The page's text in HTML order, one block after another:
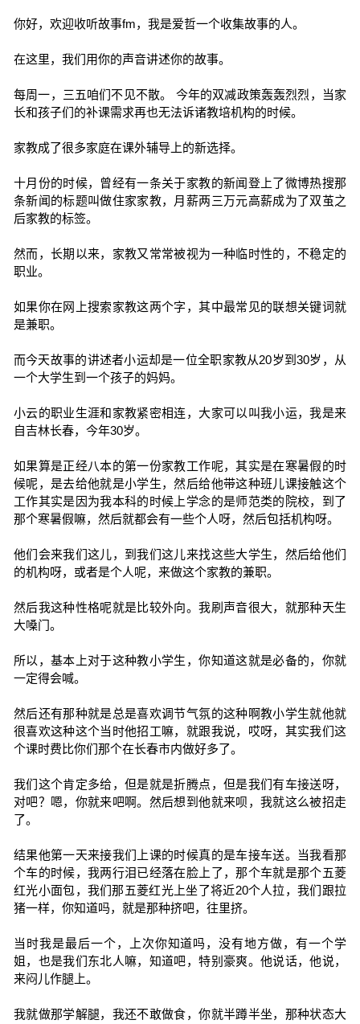
你好，欢迎收听故事fm，我是爱哲一个收集故事的人。
在这里，我们用你的声音讲述你的故事。
每周一，三五咱们不见不散。 今年的双减政策轰轰烈烈，当家
长和孩子们的补课需求再也无法诉诸教培机构的时候。
家教成了很多家庭在课外辅导上的新选择。
十月份的时候，曾经有一条关于家教的新闻登上了微博热搜那
条新闻的标题叫做住家家教，月薪两三万元高薪成为了双茧之
后家教的标签。
然而，长期以来，家教又常常被视为一种临时性的，不稳定的
职业。
如果你在网上搜索家教这两个字，其中最常见的联想关键词就
是兼职。
而今天故事的讲述者小运却是一位全职家教从20岁到30岁，从
一个大学生到一个孩子的妈妈。
小云的职业生涯和家教紧密相连，大家可以叫我小运，我是来
自吉林长春，今年30岁。
如果算是正经八本的第一份家教工作呢，其实是在寒暑假的时
候呢，是去给他就是小学生，然后给他带这种班儿课接触这个
工作其实是因为我本科的时候上学念的是师范类的院校，到了
那个寒暑假嘛，然后就都会有一些个人呀，然后包括机构呀。
他们会来我们这儿，到我们这儿来找这些大学生，然后给他们
的机构呀，或者是个人呢，来做这个家教的兼职。
然后我这种性格呢就是比较外向。我刷声音很大，就那种天生
大嗓门。
所以，基本上对于这种教小学生，你知道这就是必备的，你就
一定得会喊。
然后还有那种就是总是喜欢调节气氛的这种啊教小学生就他就
很喜欢这种这个当时他招工嘛，就跟我说，哎呀，其实我们这
个课时费比你们那个在长春市内做好多了。
我们这个肯定多给，但是就是折腾点，但是我们有车接送呀，
对吧？嗯，你就来吧啊。然后想到他就来呗，我就这么被招走
了。
结果他第一天来接我们上课的时候真的是车接车送。当我看那
个车的时候，我两行泪已经落在脸上了，那个车就是那个五菱
红光小面包，我们那五菱红光上坐了将近20个人拉，我们跟拉
猪一样，你知道吗，就是那种挤吧，往里挤。
当时我是最后一个，上次你知道吗，没有地方做，有一个学
姐，也是我们东北人嘛，知道吧，特别豪爽。他说话，他说，
来闷儿作腿上。
我就做那学解腿，我还不敢做食，你就半蹲半坐，那种状态大